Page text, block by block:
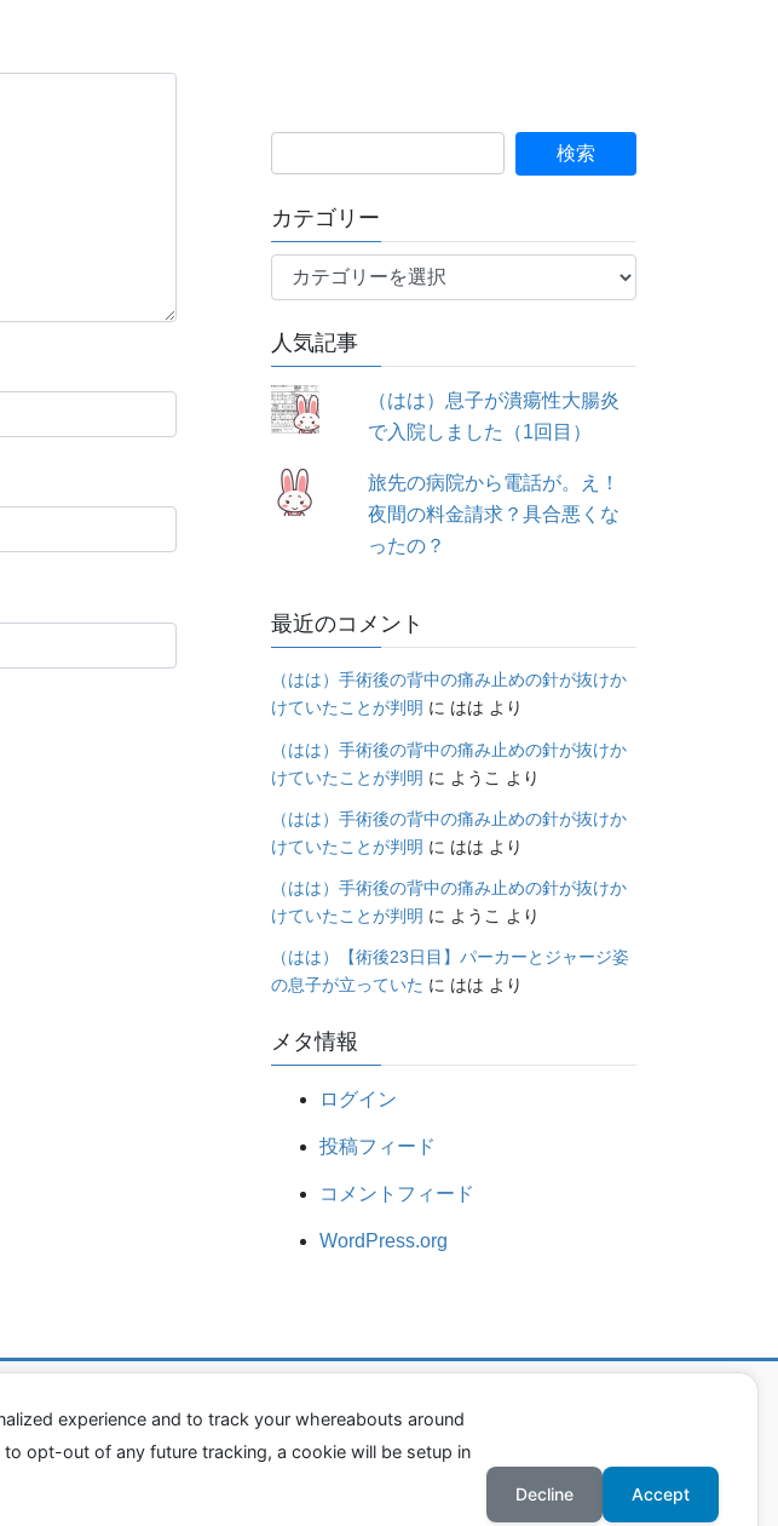
カテゴリー
テ
リ
ー
人気記事
（はは）息子が潰瘍性大腸炎
で入院しました（1回目）
旅先の病院から電話が。え！
夜間の料金請求？具合悪くな
ったの？
最近のコメント
（はは）手術後の背中の痛み止めの針が抜けか
けていたことが判明 に はは より
（はは）手術後の背中の痛み止めの針が抜けか
けていたことが判明 に ようこ より
（はは）手術後の背中の痛み止めの針が抜けか
けていたことが判明 に はは より
（はは）手術後の背中の痛み止めの針が抜けか
けていたことが判明 に ようこ より
（はは）【術後23日目】パーカーとジャージ姿
の息子が立っていた に はは より
メタ情報
ログイン
投稿フィード
コメントフィード
WordPress.org
りました All Rights Reserved.
experience and to track your whereabouts around
opt-out of any future tracking, a cookie will be setup in
Decline Accept